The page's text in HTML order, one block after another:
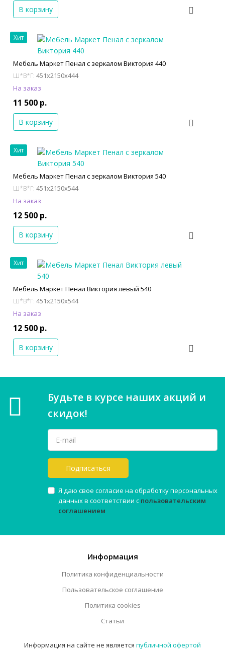
В корзину
Хит
Мебель Маркет Пенал с зеркалом Виктория 440
Ш*В*Г: 451x2150x444
На заказ
11 500 р.
В корзину
Хит
Мебель Маркет Пенал с зеркалом Виктория 540
Ш*В*Г: 451x2150x544
На заказ
12 500 р.
В корзину
Хит
Мебель Маркет Пенал Виктория левый 540
Ш*В*Г: 451x2150x544
На заказ
12 500 р.
В корзину
Будьте в курсе наших акций и
скидок!
Подписаться
Я даю свое согласие на обработку персональных
данных в соответствии с пользовательским
соглашением
Информация
Политика конфиденциальности
Пользовательское соглашение
Политика cookies
Статьи
Информация на сайте не является публичной офертой